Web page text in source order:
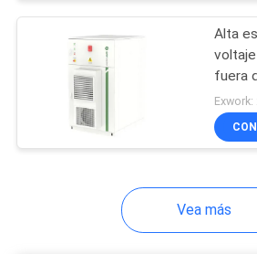
COTIZACIÓN
MAPA
Alta
fuera
PCS
Vea más